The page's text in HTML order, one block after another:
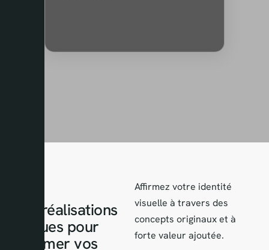
Des réalisations
uniques pour
sublimer vos
Affirmez votre identité
visuelle à travers des
concepts originaux et à
forte valeur ajoutée.